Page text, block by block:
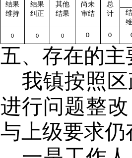
结果
维持
结果
纠正
其他
结果
尚未
审结
总
计
0 0 0 0 0
五、存在的
我镇按照
进行问题整
与上级要求